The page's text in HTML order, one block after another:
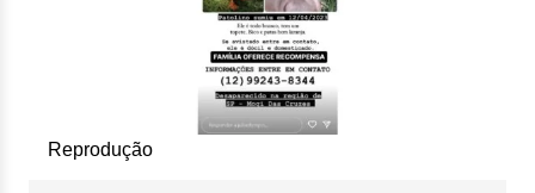
Reprodução